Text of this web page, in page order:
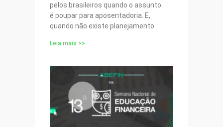
pelos brasileiros quando o assunto
é poupar para aposentadoria. E,
quando não existe planejamento
Leia mais >>